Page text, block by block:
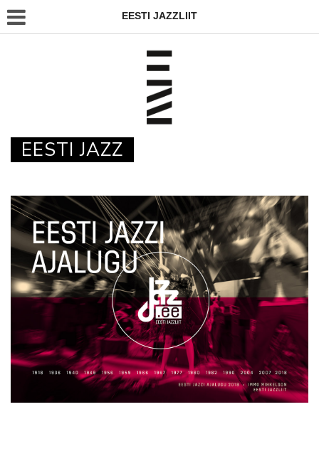
EESTI JAZZLIIT
EESTI JAZZ